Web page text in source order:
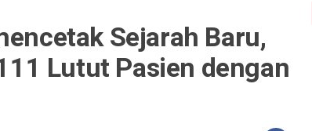
Sejarah Baru,
Lutut Pasien dengan